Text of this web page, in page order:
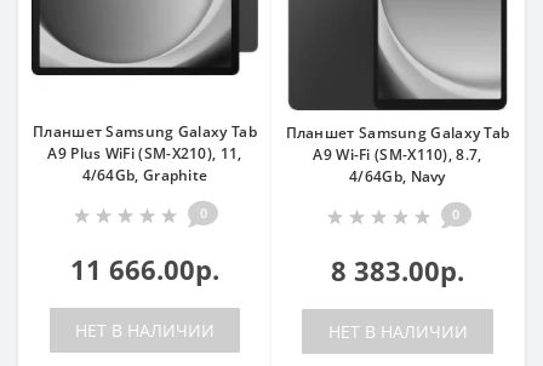
Планшет Samsung Galaxy Tab
A9 Plus WiFi (SM-X210), 11,
4/64Gb, Graphite
0
11 666.00р.
НЕТ В НАЛИЧИИ
Планшет Samsung Galaxy Tab
A9 Wi-Fi (SM-X110), 8.7,
4/64Gb, Navy
0
8 383.00р.
НЕТ В НАЛИЧИИ